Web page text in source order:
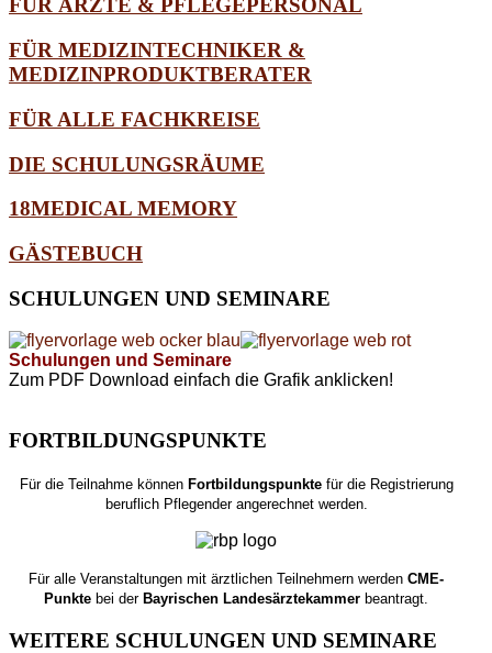
FÜR ÄRZTE & PFLEGEPERSONAL
FÜR MEDIZINTECHNIKER &
MEDIZINPRODUKTBERATER
FÜR ALLE FACHKREISE
DIE SCHULUNGSRÄUME
18MEDICAL MEMORY
GÄSTEBUCH
SCHULUNGEN UND SEMINARE
Schulungen und Seminare
Zum PDF Download einfach die Grafik anklicken!
FORTBILDUNGSPUNKTE
Für die Teilnahme könnenFortbildungspunktefür die Registrierung
beruflich Pflegender angerechnet werden.
Für alle Veranstaltungen mit ärztlichen Teilnehmern werdenCME-
Punkte bei derBayrischen Landesärztekammer beantragt.
WEITERE SCHULUNGEN UND SEMINARE